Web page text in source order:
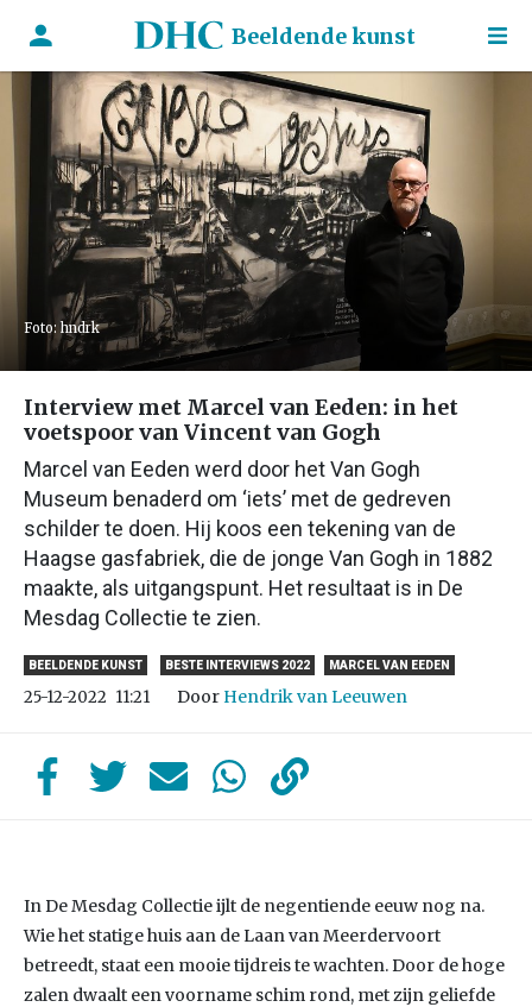
Beeldende kunst
Foto: hndrk
Interview met Marcel van Eeden: in het
voetspoor van Vincent van Gogh
Marcel van Eeden werd door het Van Gogh
Museum benaderd om ‘iets’ met de gedreven
schilder te doen. Hij koos een tekening van de
Haagse gasfabriek, die de jonge Van Gogh in 1882
maakte, als uitgangspunt. Het resultaat is in De
Mesdag Collectie te zien.
BEELDENDE KUNST BESTE INTERVIEWS 2022 MARCEL VAN EEDEN
25-12-2022 11:21 Door Hendrik van Leeuwen
In De Mesdag Collectie ijlt de negentiende eeuw nog na.
Wie het statige huis aan de Laan van Meerdervoort
betreedt, staat een mooie tijdreis te wachten. Door de hoge
zalen dwaalt een voorname schim rond, met zijn geliefde